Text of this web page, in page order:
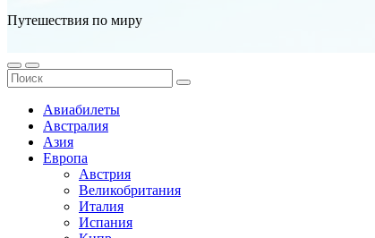
Путешествия по миру
Авиабилеты
Австралия
Азия
Европа
Австрия
Великобритания
Италия
Испания